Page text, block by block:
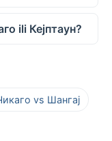
ili Кејптаун?
vs Шангај